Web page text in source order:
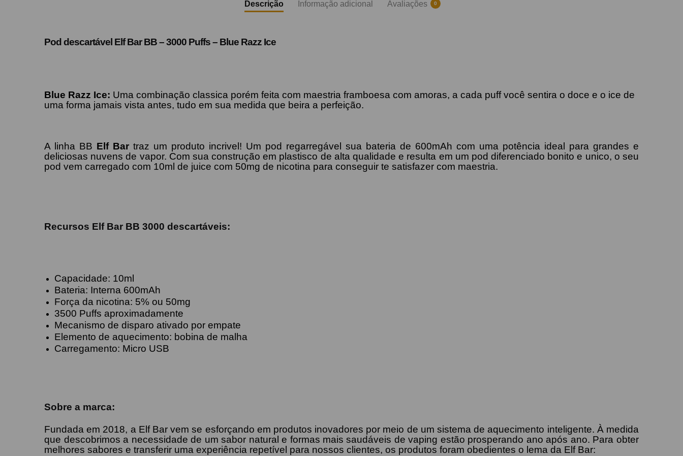
Descrição Informação adicional Avaliações 0
Pod descartável Elf Bar BB – 3000 Puffs – Blue Razz Ice
Blue Razz Ice: Uma combinação classica porém feita com maestria framboesa com amoras, a cada puff você sentira o doce e o ice de
uma forma jamais vista antes, tudo em sua medida que beira a perfeição.
A linha BB Elf Bar traz um produto incrivel! Um pod regarregável sua bateria de 600mAh com uma potência ideal para grandes e
deliciosas nuvens de vapor. Com sua construção em plastisco de alta qualidade e resulta em um pod diferenciado bonito e unico, o seu
pod vem carregado com 10ml de juice com 50mg de nicotina para conseguir te satisfazer com maestria.
Recursos Elf Bar BB 3000 descartáveis:
Capacidade: 10ml
Bateria: Interna 600mAh
Força da nicotina: 5% ou 50mg
3500 Puffs aproximadamente
Mecanismo de disparo ativado por empate
Elemento de aquecimento: bobina de malha
Carregamento: Micro USB
Sobre a marca:
Fundada em 2018, a Elf Bar vem se esforçando em produtos inovadores por meio de um sistema de aquecimento inteligente. À medida
que descobrimos a necessidade de um sabor natural e formas mais saudáveis de vaping estão prosperando ano após ano. Para obter
melhores sabores e transferir uma experiência repetível para nossos clientes, os produtos foram obedientes o lema da Elf Bar: